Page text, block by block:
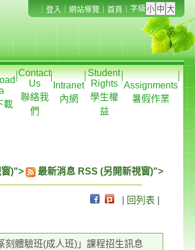
登入 網站導覽 首頁 字級
載
Contact
Us
聯絡我
們
Intranet
內網
Student
Rights
學生權
益
Assignments
暑假作業
窗)"> 最新消息 RSS (另開新視窗)">
回列表
刻體驗班(成人班)」課程招生訊息